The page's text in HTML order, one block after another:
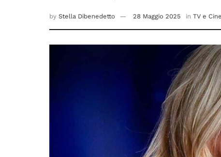
by Stella Dibenedetto 28 Maggio 2025 in TV e